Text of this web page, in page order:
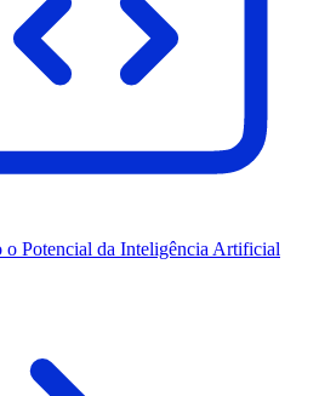
Potencial da Inteligência Artificial